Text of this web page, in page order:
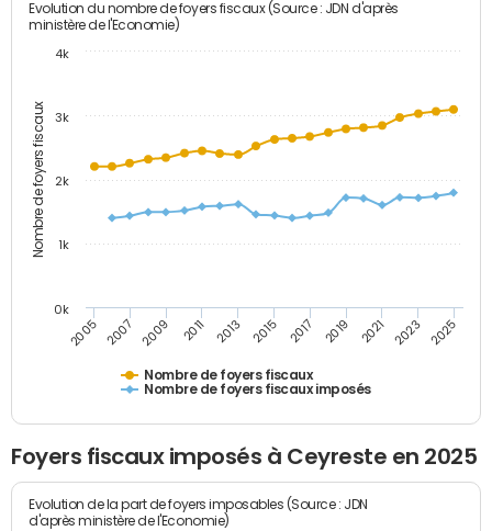
Nombre de foyers fiscaux
Evolution du nombre de foyers fiscaux (Source : JDN d'après
ministère de l'Economie)
Nombre de foyers fiscaux
Nombre de foyers fiscaux imposés
2005 2007 2009 2011 2013 2015 2017 2019 2021 2023 2025
0k
1k
2k
3k
4k
Foyers fiscaux imposés à Ceyreste en 2025
Evolution de la part de foyers imposables (Source : JDN
d'après ministère de l'Economie)